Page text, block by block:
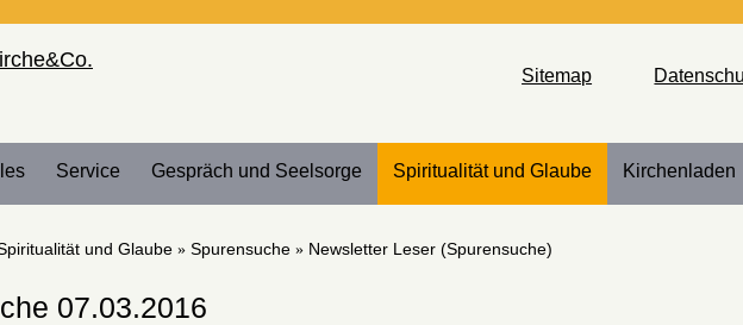
Sitemap
Service Gespräch und Seelsorge Spiritualität und Glaube Kirchenladen
und Glaube Spurensuche Newsletter Leser (Spurensuche)
07.03.2016